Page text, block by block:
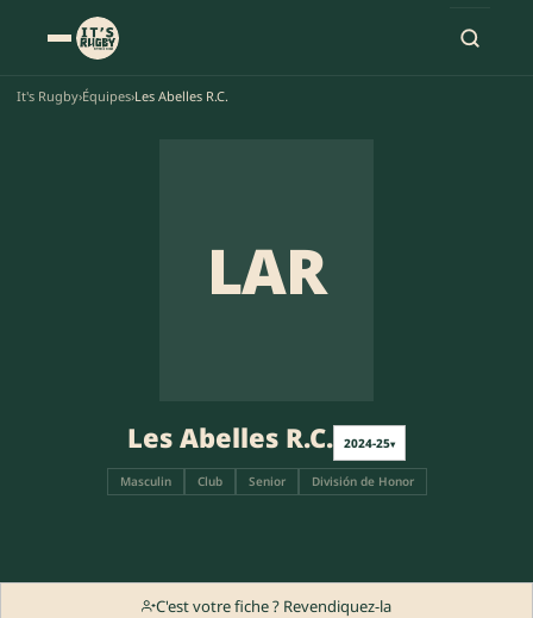
It's Rugby›Équipes›Les Abelles R.C.
LAR
Les Abelles R.C. 2024-25▾
Masculin Club Senior División de Honor
C'est votre fiche ? Revendiquez-la